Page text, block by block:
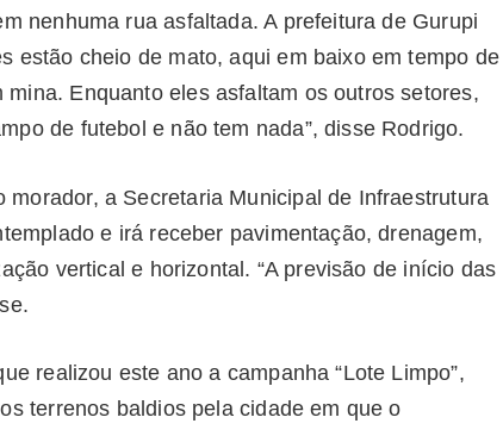
nenhuma rua asfaltada. A prefeitura de Gurupi
estão cheio de mato, aqui em baixo em tempo de
Enquanto eles asfaltam os outros setores,
de futebol e não tem nada”, disse Rodrigo.
a Secretaria Municipal de Infraestrutura
e irá receber pavimentação, drenagem,
vertical e horizontal. “A previsão de início das
realizou este ano a campanha “Lote Limpo”,
terrenos baldios pela cidade em que o